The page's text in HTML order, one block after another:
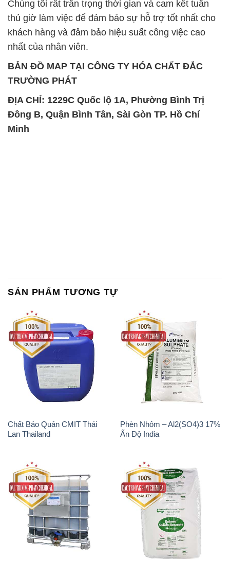
Chúng tôi rất trân trọng thời gian và cam kết tuân
thủ giờ làm việc để đảm bảo sự hỗ trợ tốt nhất cho
khách hàng và đảm bảo hiệu suất công việc cao
nhất của nhân viên.
BẢN ĐỒ MAP TẠI CÔNG TY HÓA CHẤT ĐẮC
TRƯỜNG PHÁT
ĐỊA CHỈ: 1229C Quốc lộ 1A, Phường Bình Trị
Đông B, Quận Bình Tân, Sài Gòn TP. Hồ Chí
Minh
SẢN PHẨM TƯƠNG TỰ
Chất Bảo Quản CMIT Thái
Lan Thailand
Phèn Nhôm – Al2(SO4)3 17%
Ấn Độ India